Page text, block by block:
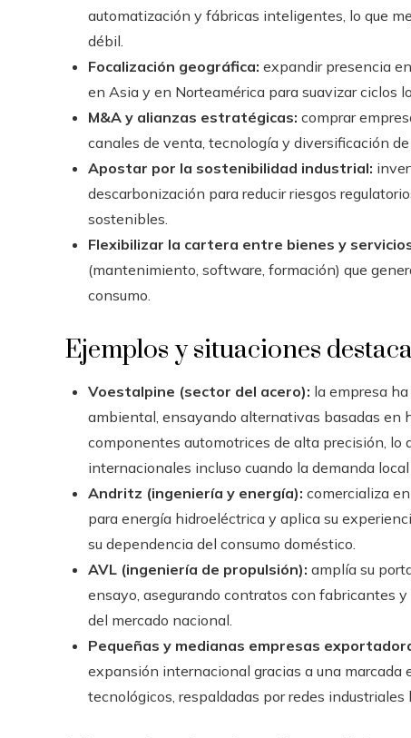
automatización y fábricas inteligentes, lo que
débil.
Focalización geográfica: expandir presencia
en Asia y en Norteamérica para suavizar ciclos
M&A y alianzas estratégicas: comprar
canales de venta, tecnología y diversificación de
Apostar por la sostenibilidad industrial:
descarbonización para reducir riesgos
sostenibles.
Flexibilizar la cartera entre bienes y
(mantenimiento, software, formación) que
consumo.
Ejemplos y situaciones
Voestalpine (sector del acero): la empresa
ambiental, ensayando alternativas basadas en
componentes automotrices de alta precisión, lo
internacionales incluso cuando la demanda
Andritz (ingeniería y energía): comercializa
para energía hidroeléctrica y aplica su
su dependencia del consumo doméstico.
AVL (ingeniería de propulsión): amplía su
ensayo, asegurando contratos con fabricantes
del mercado nacional.
Pequeñas y medianas empresas
expansión internacional gracias a una
tecnológicos, respaldadas por redes industriales